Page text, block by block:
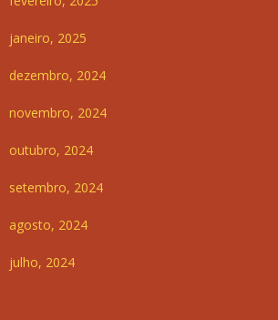
janeiro, 2025
dezembro, 2024
novembro, 2024
outubro, 2024
setembro, 2024
agosto, 2024
julho, 2024